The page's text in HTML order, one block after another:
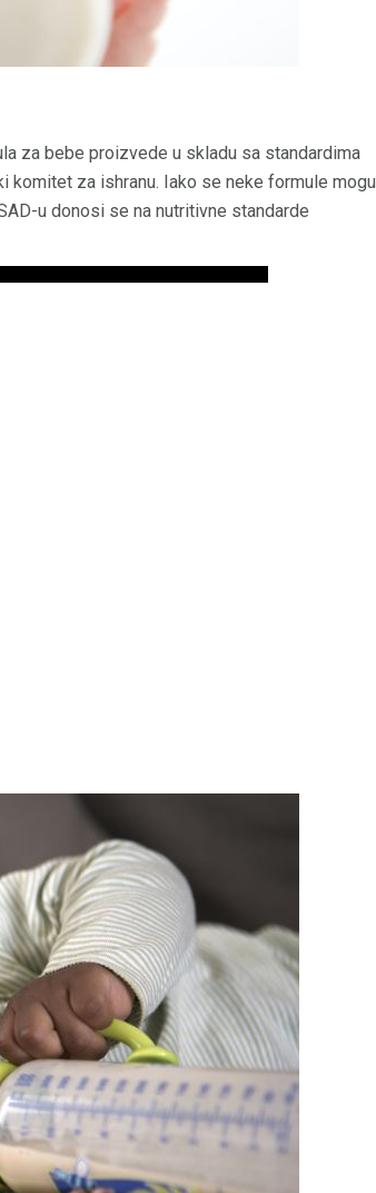
za bebe proizvede u skladu sa standardima
komitet za ishranu. Iako se neke formule mogu
u donosi se na nutritivne standarde